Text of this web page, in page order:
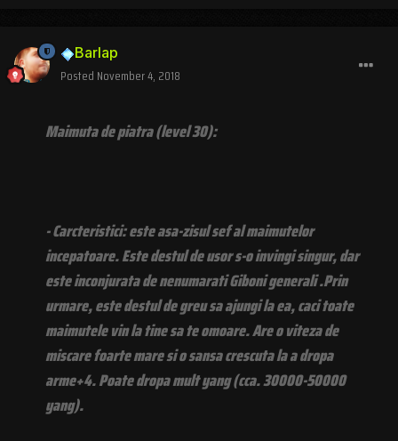
Barlap
Posted November 4, 2018
Maimuta de piatra (level 30):
- Carcteristici: este asa-zisul sef al maimutelor
incepatoare. Este destul de usor s-o invingi singur, dar
este inconjurata de nenumarati Giboni generali .Prin
urmare, este destul de greu sa ajungi la ea, caci toate
maimutele vin la tine sa te omoare. Are o viteza de
miscare foarte mare si o sansa crescuta la a dropa
arme+4. Poate dropa mult yang (cca. 30000-50000
yang).